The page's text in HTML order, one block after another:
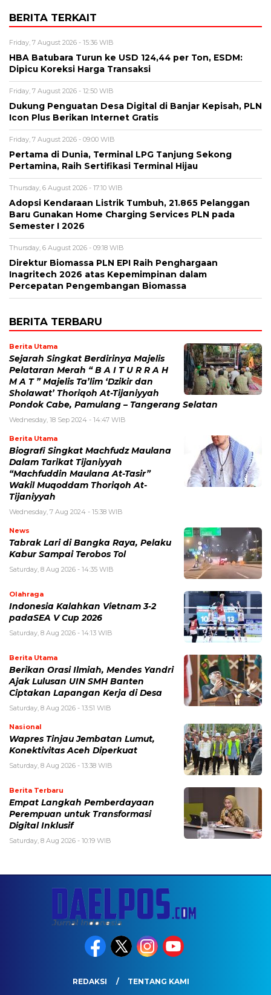
BERITA TERKAIT
Friday, 7 August 2026 - 15:36 WIB
HBA Batubara Turun ke USD 124,44 per Ton, ESDM:
Dipicu Koreksi Harga Transaksi
Friday, 7 August 2026 - 12:50 WIB
Dukung Penguatan Desa Digital di Banjar Kepisah, PLN
Icon Plus Berikan Internet Gratis
Friday, 7 August 2026 - 09:00 WIB
Pertama di Dunia, Terminal LPG Tanjung Sekong
Pertamina, Raih Sertifikasi Terminal Hijau
Thursday, 6 August 2026 - 17:10 WIB
Adopsi Kendaraan Listrik Tumbuh, 21.865 Pelanggan
Baru Gunakan Home Charging Services PLN pada
Semester I 2026
Thursday, 6 August 2026 - 09:18 WIB
Direktur Biomassa PLN EPI Raih Penghargaan
Inagritech 2026 atas Kepemimpinan dalam
Percepatan Pengembangan Biomassa
BERITA TERBARU
Berita Utama
Sejarah Singkat Berdirinya Majelis
Pelataran Merah “ B A I T U R R A H
M A T ” Majelis Ta’lim ‘Dzikir dan
Sholawat’ Thoriqoh At-Tijaniyyah
Pondok Cabe, Pamulang – Tangerang Selatan
Wednesday, 18 Sep 2024 - 14:47 WIB
Berita Utama
Biografi Singkat Machfudz Maulana
Dalam Tarikat Tijaniyyah
“Machfuddin Maulana At-Tasir”
Wakil Muqoddam Thoriqoh At-
Tijaniyyah
Wednesday, 7 Aug 2024 - 15:38 WIB
News
Tabrak Lari di Bangka Raya, Pelaku
Kabur Sampai Terobos Tol
Saturday, 8 Aug 2026 - 14:35 WIB
Olahraga
Indonesia Kalahkan Vietnam 3-2
padaSEA V Cup 2026
Saturday, 8 Aug 2026 - 14:13 WIB
Berita Utama
Berikan Orasi Ilmiah, Mendes Yandri
Ajak Lulusan UIN SMH Banten
Ciptakan Lapangan Kerja di Desa
Saturday, 8 Aug 2026 - 13:51 WIB
Nasional
Wapres Tinjau Jembatan Lumut,
Konektivitas Aceh Diperkuat
Saturday, 8 Aug 2026 - 13:38 WIB
Berita Terbaru
Empat Langkah Pemberdayaan
Perempuan untuk Transformasi
Digital Inklusif
Saturday, 8 Aug 2026 - 10:19 WIB
REDAKSI TENTANG KAMI